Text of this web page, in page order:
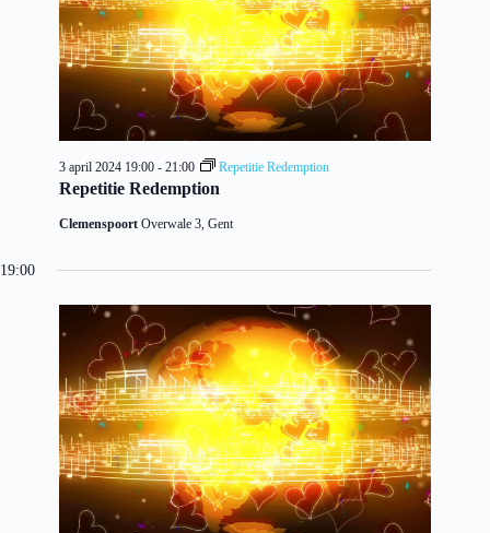
Repetitie Redemption
3 april 2024 19:00 - 21:00 Repetitie Redemption
Clemenspoort Overwale 3, Gent
19:00